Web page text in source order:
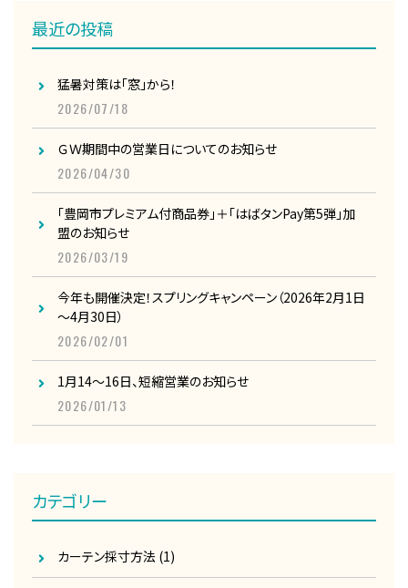
最近の投稿
猛暑対策は「窓」から！
2026/07/18
ＧＷ期間中の営業日についてのお知らせ
2026/04/30
「豊岡市プレミアム付商品券」＋「はばタンPay第5弾」加
盟のお知らせ
2026/03/19
今年も開催決定！スプリングキャンペーン（2026年2月1日
～4月30日）
2026/02/01
1月14～16日、短縮営業のお知らせ
2026/01/13
カテゴリー
カーテン採寸方法 (1)